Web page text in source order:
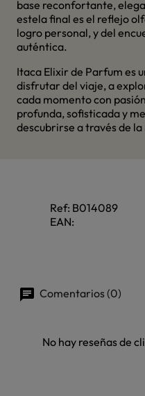
base reconfortante,
estela final es el reflejo
logro personal, y del
auténtica.
Itaca Elixir de Parfum es
disfrutar del viaje, a
cada momento con
profunda, sofisticada y
descubrirse a través de
Ref: B014089
EAN:
Comentarios (0)
No hay reseñas de